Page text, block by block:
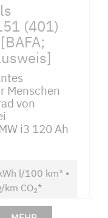
(401)
Menschen
von
i3 120 Ah
l/100 km* •
km CO2*